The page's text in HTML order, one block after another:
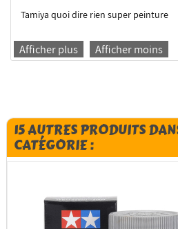
Tamiya quoi dire rien super peinture
Afficher plus Afficher moins
15 AUTRES PRODUITS
CATÉGORIE :